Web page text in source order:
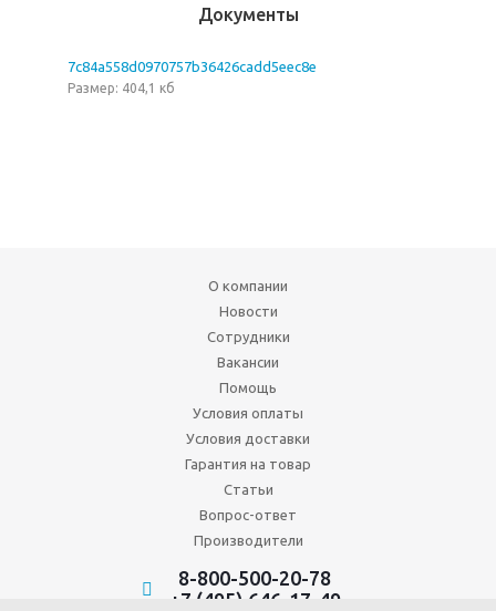
Документы
7c84a558d0970757b36426cadd5eec8e
Размер: 404,1 кб
О компании
Новости
Сотрудники
Вакансии
Помощь
Условия оплаты
Условия доставки
Гарантия на товар
Статьи
Вопрос-ответ
Производители
8-800-500-20-78
+7 (495) 646-17-49